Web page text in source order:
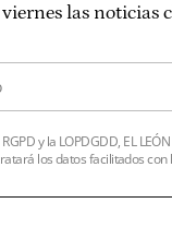
las noticias
y la LOPDGDD, EL LEÓN
tratará los datos facilitados